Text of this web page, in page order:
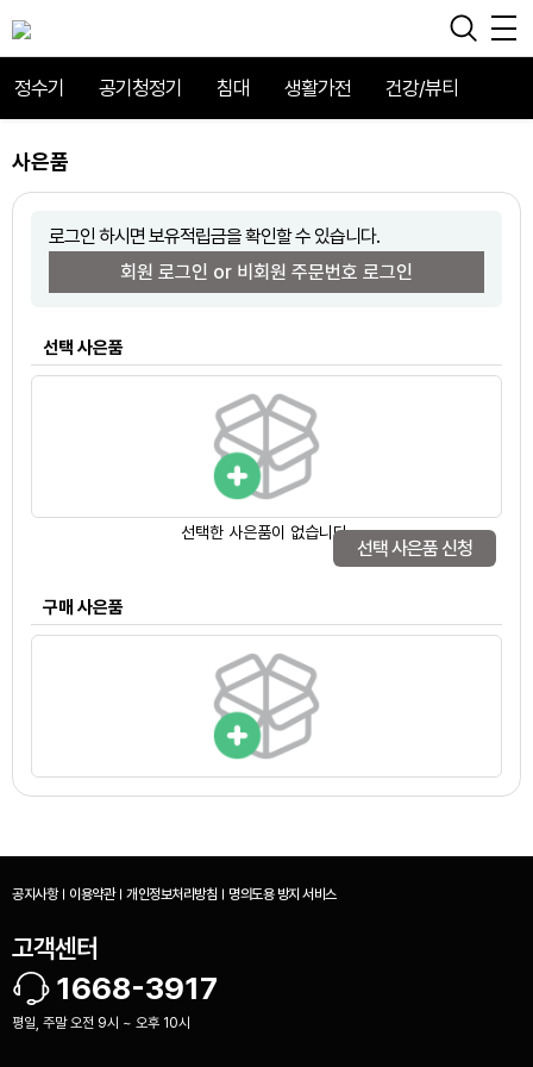
정수기 공기청정기 침대 생활가전 건강/뷰티
사은품
로그인 하시면 보유적립금을 확인할 수 있습니다.
회원 로그인 or 비회원 주문번호 로그인
선택 사은품
선택한 사은품이 없습니다.
선택 사은품 신청
구매 사은품
구매하신 사은품이 없습니다.
공지사항 이용약관 개인정보처리방침 명의도용 방지 서비스
고객센터
1668-3917
평일, 주말 오전 9시 ~ 오후 10시